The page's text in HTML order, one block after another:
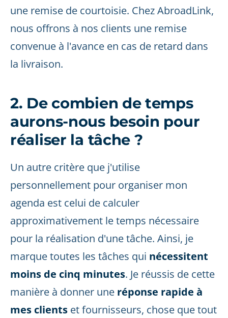
une remise de courtoisie. Chez AbroadLink,
nous offrons à nos clients une remise
convenue à l'avance en cas de retard dans
la livraison.
2. De combien de temps
aurons-nous besoin pour
réaliser la tâche ?
Un autre critère que j'utilise
personnellement pour organiser mon
agenda est celui de calculer
approximativement le temps nécessaire
pour la réalisation d'une tâche. Ainsi, je
marque toutes les tâches qui nécessitent
moins de cinq minutes. Je réussis de cette
manière à donner une réponse rapide à
mes clients et fournisseurs, chose que tout